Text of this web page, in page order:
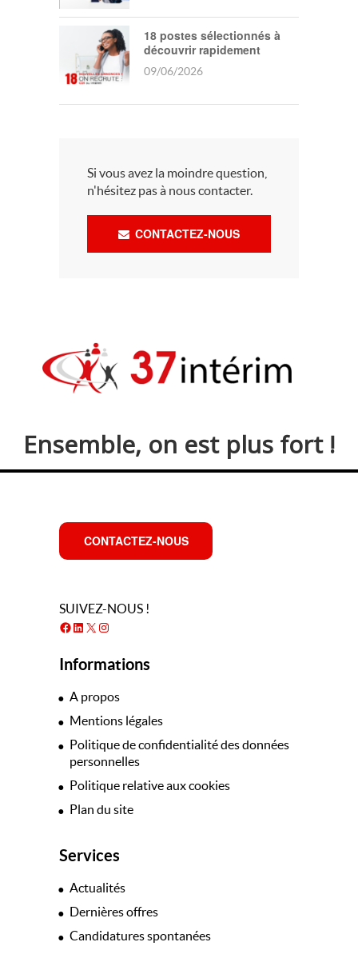
18 postes sélectionnés à
découvrir rapidement
09/06/2026
Si vous avez la moindre question,
n'hésitez pas à nous contacter.
CONTACTEZ-NOUS
Ensemble, on est plus fort !
CONTACTEZ-NOUS
SUIVEZ-NOUS !
Facebook
LinkedIn
X Instagram
Informations
A propos
Mentions légales
Politique de confidentialité des données
personnelles
Politique relative aux cookies
Plan du site
Services
Actualités
Dernières offres
Candidatures spontanées